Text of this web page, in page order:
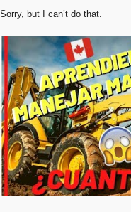
Sorry, but I can’t do that.